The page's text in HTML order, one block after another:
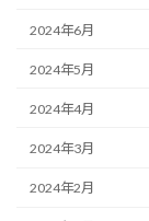
2024年6月
2024年5月
2024年4月
2024年3月
2024年2月